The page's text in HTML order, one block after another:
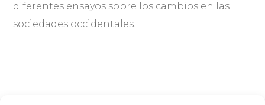
diferentes ensayos sobre los cambios en las
sociedades occidentales.